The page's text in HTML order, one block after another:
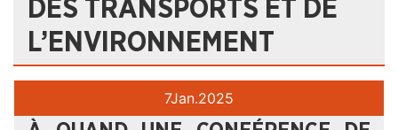
DES TRANSPORTS ET DE
L’ENVIRONNEMENT
7Jan.2025